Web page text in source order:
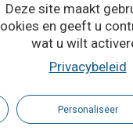
Deze site maakt
en geeft u
wat u wilt
Privacybeleid
Personaliseer